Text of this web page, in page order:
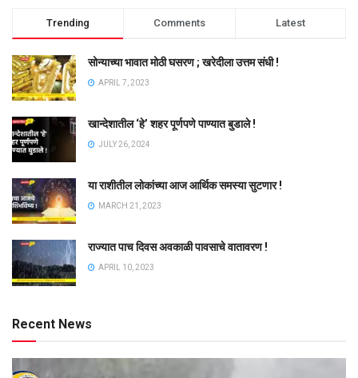
Trending Comments Latest
सोन्याच्या भावात मोठी घसरण ; खरेदीला उत्तम संधी !
APRIL 7, 2023
खान्देशातील ‘हे’ शहर पूर्णपणे पाण्यात बुडाले !
JULY 26, 2024
या राशीतील लोकांच्या आज आर्थिक समस्या सुटणार !
MARCH 21, 2023
राज्यात पाच दिवस अवकाळी पावसाचे वातावरण !
APRIL 10, 2023
Recent News